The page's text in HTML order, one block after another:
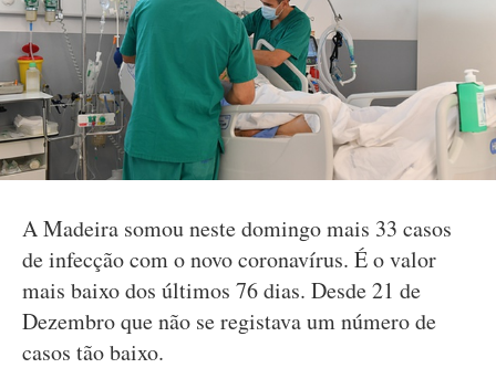
A Madeira somou neste domingo mais 33 casos
de infecção com o novo coronavírus. É o valor
mais baixo dos últimos 76 dias. Desde 21 de
Dezembro que não se registava um número de
casos tão baixo.